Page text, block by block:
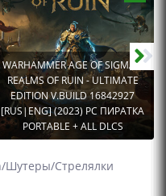
WARHAMMER AGE OF SIGMAR:
REALMS OF RUIN - ULTIMATE
EDITION V.BUILD 16842927
[RUS|ENG] (2023) PC ПИРАТКА
PORTABLE + ALL DLCS
Шутеры/Стрелялки